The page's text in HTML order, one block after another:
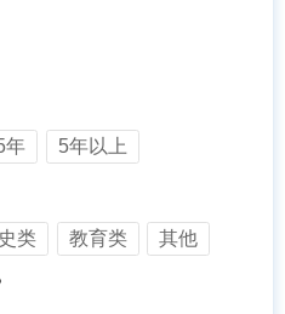
年 5年以上
类 教育类 其他